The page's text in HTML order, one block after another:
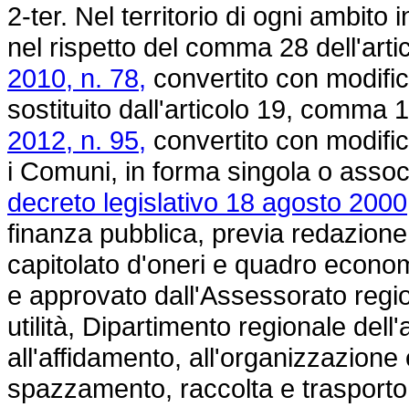
2-ter. Nel territorio di ogni ambito
nel rispetto del comma 28
2010, n. 78, convertito con
sostituito dall'articolo 19, comma
2012, n. 95, convertito con
i Comuni, in forma singola o
decreto legislativo 18 agosto
finanza pubblica, previa
capitolato d'oneri e quadro
e approvato dall'Assessorato
utilità, Dipartimento regionale
all'affidamento,
spazzamento, raccolta e